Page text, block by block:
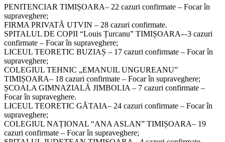
PENITENCIAR TIMIȘOARA– 22 cazuri confirmate – Focar în
supraveghere;
FIRMA PRIVATĂ UTVIN – 28 cazuri confirmate.
SPITALUL DE COPII “Louis Țurcanu” TIMIȘOARA-–3 cazuri
confirmate – Focar în supraveghere;
LICEUL TEORETIC BUZIAȘ – 17 cazuri confirmate – Focar în
supraveghere;
COLEGIUL TEHNIC „EMANUIL UNGUREANU”
TIMIȘOARA– 18 cazuri confirmate – Focar în supraveghere;
ȘCOALA GIMNAZIALĂ JIMBOLIA – 7 cazuri confirmate –
Focar în supraveghere.
LICEUL TEORETIC GĂTAIA– 24 cazuri confirmate – Focar în
supraveghere;
COLEGIUL NAȚIONAL “ANA ASLAN” TIMIȘOARA– 19
cazuri confirmate – Focar în supraveghere;